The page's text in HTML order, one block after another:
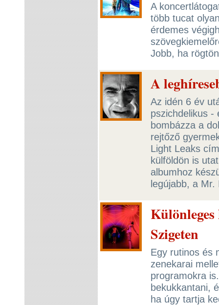
A
több tucat
érdemes
Jobb, ha
A
Az idén 6 év
pszichdelikus -
bombázza a
rejtőző
Light Leaks
külföldön is
albumhoz
legújabb, a
Szigeten
Egy rutinos és
zenekarai
programokra
bekukkantani,
ha úgy tartja